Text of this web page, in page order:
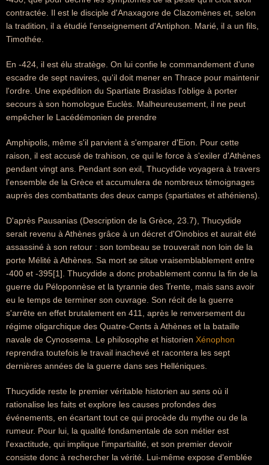
contractée. Il est le disciple d'Anaxagore de Clazomènes et, selon
la tradition, il a étudié l'enseignement d'Antiphon. Marié, il a un fils,
Timothée.
En -424, il est élu stratège. On lui confie le commandement d'une
escadre de sept navires, qu'il doit mener en Thrace pour maintenir
l'ordre. Une expédition du Spartiate Brasidas l'oblige à porter
secours à son homologue Euclès. Malheureusement, il ne peut
empêcher le Lacédémonien de prendre
Amphipolis, même s'il parvient à s'emparer d'Eion. Pour cette
raison, il est accusé de trahison, ce qui le force à s'exiler d'Athènes
pendant vingt ans. Pendant son exil, Thucydide voyagera à travers
l'ensemble de la Grèce et accumulera de nombreux témoignages
auprès des combattants des deux camps (spartiates et athéniens).
D'après Pausanias (Description de la Grèce, 23.7), Thucydide
serait revenu à Athènes grâce à un décret d'Oinobios et aurait été
assassiné à son retour : son tombeau se trouverait non loin de la
porte Mélité à Athènes. Sa mort se situe vraisemblablement entre
-400 et -395[1]. Thucydide a donc probablement connu la fin de la
guerre du Péloponnèse et la tyrannie des Trente, mais sans avoir
eu le temps de terminer son ouvrage. Son récit de la guerre
s'arrête en effet brutalement en 411, après le renversement du
régime oligarchique des Quatre-Cents à Athènes et la bataille
navale de Cynossema. Le philosophe et historien Xénophon
reprendra toutefois le travail inachevé et racontera les sept
dernières années de la guerre dans ses Helléniques.
Thucydide reste le premier véritable historien au sens où il
rationalise les faits et explore les causes profondes des
événements, en écartant tout ce qui procède du mythe ou de la
rumeur. Pour lui, la qualité fondamentale de son métier est
l'exactitude, qui implique l'impartialité, et son premier devoir
consiste donc à rechercher la vérité. Lui-même expose d'emblée